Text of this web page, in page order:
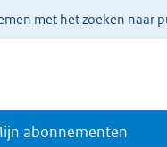
met het zoeken naar
abonnementen